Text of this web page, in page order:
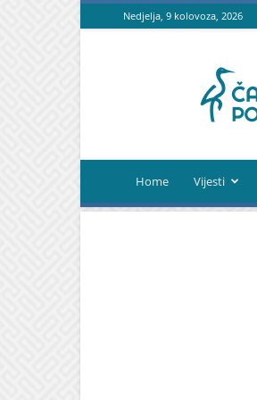
Nedjelja, 9 kolovoza, 2026
Home Vijesti